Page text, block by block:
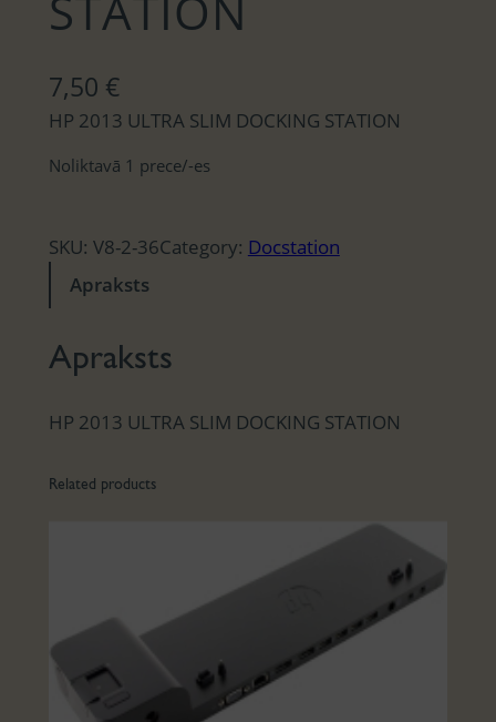
7,50 €
HP 2013 ULTRA SLIM DOCKING STATION
Noliktavā 1 prece/-es
SKU: V8-2-36Category: Docstation
Apraksts
Apraksts
HP 2013 ULTRA SLIM DOCKING STATION
Related products